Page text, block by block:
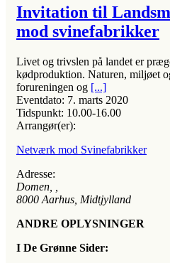
Invitation til
mod svinefabrikker
Livet og trivslen på landet er
kødproduktion. Naturen, miljøet
forureningen og [...]
Eventdato: 7. marts 2020
Tidspunkt: 10.00-16.00
Arrangør(er):
Netværk mod Svinefabrikker
Adresse:
Domen
8000 Aarhus, Midtjylland
ANDRE OPLYSNINGER
I De Grønne Sider: